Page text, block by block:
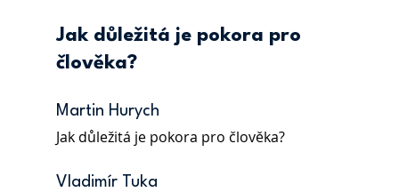
Jak důležitá je pokora pro
člověka?
Martin Hurych
Jak důležitá je pokora pro člověka?
Vladimír Tuka